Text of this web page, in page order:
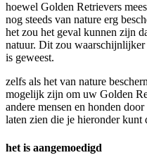
hoewel Golden Retrievers
nog steeds van nature erg
het zou het geval kunnen zijn
natuur. Dit zou waarschijnlijker
is geweest.
zelfs als het van nature
mogelijk zijn om uw Golden
andere mensen en honden
laten zien die je hieronder kunt
het is aangemoedigd